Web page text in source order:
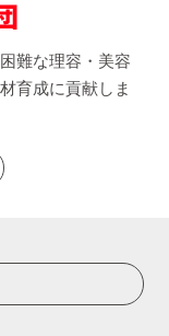
難な理容・美容
育成に貢献しま